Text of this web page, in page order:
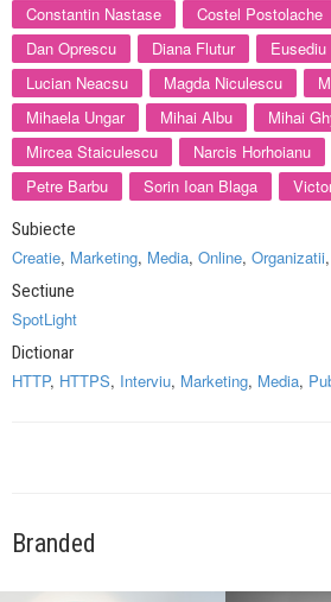
Constantin Nastase
Costel Postolache
Dan Oprescu
Diana Flutur
Lucian Neacsu
Magda Niculescu
Mihaela Ungar
Mihai Albu
Mihai
Mircea Staiculescu
Narcis Horhoianu
Petre Barbu
Sorin Ioan Blaga
Subiecte
Creatie, Marketing, Media, Online, Organizatii,
Sectiune
SpotLight
Dictionar
HTTP, HTTPS, Interviu, Marketing, Media,
Branded